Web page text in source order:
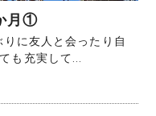
月①
に友人と会ったり自
も充実して...